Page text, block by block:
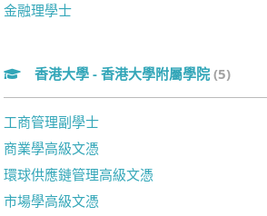
金融理學士
香港大學 - 香港大學附屬學院 (5)
工商管理副學士
商業學高級文憑
環球供應鏈管理高級文憑
市場學高級文憑